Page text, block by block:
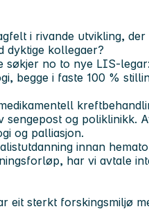
i rivande utvikling,
dyktige kollegaer?
søkjer no to nye LIS-
, begge i faste 100 %
sengepost og poliklinikk.
og palliasjon.
innan
har vi avtale
eit sterkt forskingsmiljø